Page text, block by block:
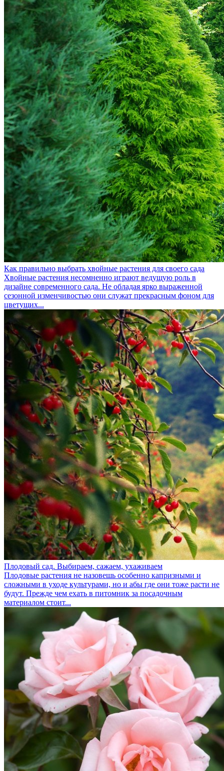
Как правильно выбрать хвойные растения для своего сада
Хвойные растения несомненно играют ведущую роль в
дизайне современного сада. Не обладая ярко выраженной
сезонной изменчивостью они служат прекрасным фоном для
цветущих...
Плодовый сад. Выбираем, сажаем, ухаживаем
Плодовые растения не назовешь особенно капризными и
сложными в уходе культурами, но и абы где они тоже расти не
будут. Прежде чем ехать в питомник за посадочным
материалом стоит...